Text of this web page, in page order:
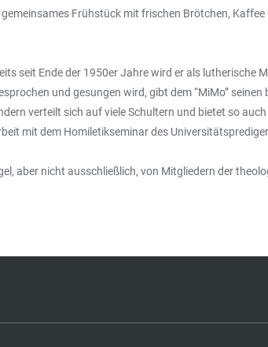
Frühstück mit frischen Brötchen,
seit Ende der 1950er Jahre wird er als lutherische
und gesungen wird, gibt dem “MiMo”
verteilt sich auf viele Schultern und bietet so
mit dem Homiletikseminar des
aber nicht ausschließlich, von Mitgliedern der